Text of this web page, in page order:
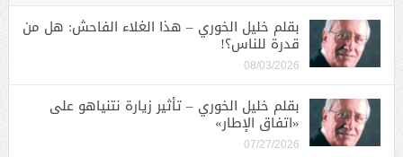
بقلم خليل الخوري – هذا الغلاء الفاحش: هل من
قدرة للناس؟!
08/03/2026
بقلم خليل الخوري – تأثير زيارة نتنياهو على
«اتفاق الإطار»
07/27/2026